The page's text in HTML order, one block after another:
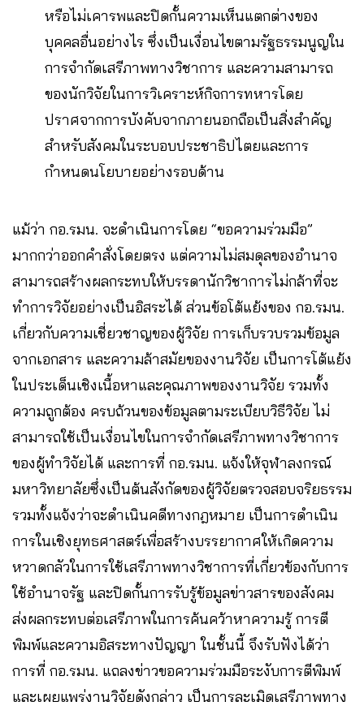
หรือไม่เคารพและปิดกั้นความเห็นแตกต่างของ
บุคคลอื่นอย่างไร ซึ่งเป็นเงื่อนไขตามรัฐธรรมนูญใน
การจำกัดเสรีภาพทางวิชาการ และความสามารถ
ของนักวิจัยในการวิเคราะห์กิจการทหารโดย
ปราศจากการบังคับจากภายนอกถือเป็นสิ่งสำคัญ
สำหรับสังคมในระบอบประชาธิปไตยและการ
กำหนดนโยบายอย่างรอบด้าน
แม้ว่า กอ.รมน. จะดำเนินการโดย “ขอความร่วมมือ”
มากกว่าออกคำสั่งโดยตรง แต่ความไม่สมดุลของอำนาจ
สามารถสร้างผลกระทบให้บรรดานักวิชาการไม่กล้าที่จะ
ทำการวิจัยอย่างเป็นอิสระได้ ส่วนข้อโต้แย้งของ กอ.รมน.
เกี่ยวกับความเชี่ยวชาญของผู้วิจัย การเก็บรวบรวมข้อมูล
จากเอกสาร และความล้าสมัยของงานวิจัย เป็นการโต้แย้ง
ในประเด็นเชิงเนื้อหาและคุณภาพของงานวิจัย รวมทั้ง
ความถูกต้อง ครบถ้วนของข้อมูลตามระเบียบวิธีวิจัย ไม่
สามารถใช้เป็นเงื่อนไขในการจำกัดเสรีภาพทางวิชาการ
ของผู้ทำวิจัยได้ และการที่ กอ.รมน. แจ้งให้จุฬาลงกรณ์
มหาวิทยาลัยซึ่งเป็นต้นสังกัดของผู้วิจัยตรวจสอบจริยธรรม
รวมทั้งแจ้งว่าจะดำเนินคดีทางกฎหมาย เป็นการดำเนิน
การในเชิงยุทธศาสตร์เพื่อสร้างบรรยากาศให้เกิดความ
หวาดกลัวในการใช้เสรีภาพทางวิชาการที่เกี่ยวข้องกับการ
ใช้อำนาจรัฐ และปิดกั้นการรับรู้ข้อมูลข่าวสารของสังคม
ส่งผลกระทบต่อเสรีภาพในการค้นคว้าหาความรู้ การตี
พิมพ์และความอิสระทางปัญญา ในชั้นนี้ จึงรับฟังได้ว่า
การที่ กอ.รมน. แถลงข่าวขอความร่วมมือระงับการตีพิมพ์
และเผยแพร่งานวิจัยดังกล่าว เป็นการละเมิดเสรีภาพทาง